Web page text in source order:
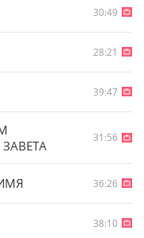
30:49
28:21
39:47
31:56
36:26
38:10